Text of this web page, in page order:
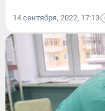
14 сентября, 2022, 17:13